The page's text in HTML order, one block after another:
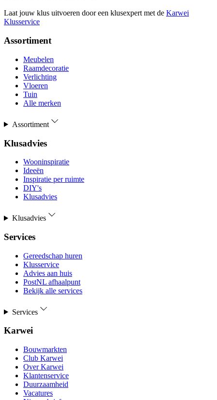
Laat jouw klus uitvoeren door een klusexpert met de Karwei
Klusservice
Assortiment
Meubelen
Raamdecoratie
Verlichting
Vloeren
Tuin
Alle merken
Assortiment
Klusadvies
Wooninspiratie
Ideeën
Inspiratie per ruimte
DIY's
Klusadvies
Klusadvies
Services
Gereedschap huren
Klusservice
Advies aan huis
PostNL afhaalpunt
Bekijk alle services
Services
Karwei
Bouwmarkten
Club Karwei
Over Karwei
Klantenservice
Duurzaamheid
Vacatures